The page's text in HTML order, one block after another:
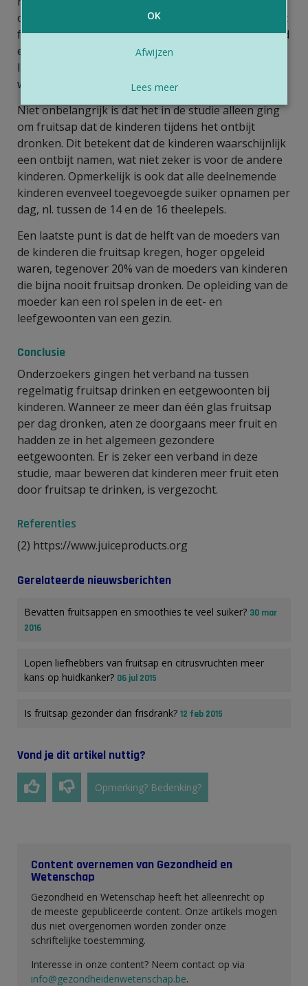
ouders, denkend dat de drank even gezond is als het
fruit zelf. In de praktijk bevat een stuk fruit uiteraard
evenveel suiker als een geperst stuk fruit. Anders
ligt het wanneer verschillende stukken fruit geperst
worden om het sap met suiker eruit te halen.
Niet onbelangrijk is dat het in de studie alleen ging
om fruitsap dat de kinderen tijdens het ontbijt
dronken. Dit betekent dat de kinderen waarschijnlijk
een ontbijt namen, wat niet zeker is voor de andere
kinderen. Opmerkelijk is ook dat alle deelnemende
kinderen evenveel toegevoegde suiker opnamen per
dag, nl. tussen de 14 en de 16 theelepels.
Een laatste punt is dat de helft van de moeders van
de kinderen die fruitsap kregen, hoger opgeleid
waren, tegenover 20% van de moeders van kinderen
die bijna nooit fruitsap dronken. De opleiding van de
moeder kan een rol spelen in de eet- en
leefgewoonten van een gezin.
Conclusie
Onderzoekers gingen het verband na tussen
regelmatig fruitsap drinken en eetgewoonten bij
kinderen. Wanneer ze meer dan één glas fruitsap
per dag dronken, aten ze doorgaans meer fruit en
hadden ze in het algemeen gezondere
eetgewoonten. Er is zeker een verband in deze
studie, maar beweren dat kinderen meer fruit eten
door fruitsap te drinken, is vergezocht.
Referenties
(2) https://www.juiceproducts.org
Gerelateerde nieuwsberichten
Bevatten fruitsappen en smoothies te veel suiker? 30 mar
2016
Lopen liefhebbers van fruitsap en citrusvruchten meer
kans op huidkanker? 06 jul 2015
Is fruitsap gezonder dan frisdrank? 12 feb 2015
Vond je dit artikel nuttig?
Opmerking? Bedenking?
Content overnemen van Gezondheid en
Wetenschap
Gezondheid en Wetenschap heeft het alleenrecht op
de meeste gepubliceerde content. Onze artikels mogen
dus niet overgenomen worden zonder onze
schriftelijke toestemming.
Interesse in onze content? Neem contact op via
info@gezondheidenwetenschap.be.
OK
Afwijzen
Lees meer